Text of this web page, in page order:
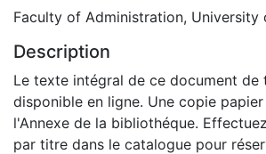
Faculty of Administration, University
Description
Le texte intégral de ce document de
disponible en ligne. Une copie
l'Annexe de la bibliothéque.
par titre dans le catalogue pour